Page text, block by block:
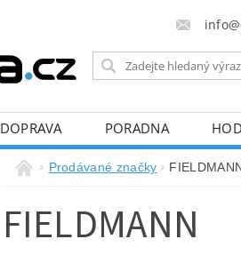
DOPRAVA PORADNA
Prodávané značky
FIELDMANN